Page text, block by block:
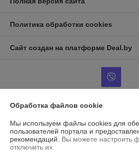
Политика обработки cookies
Сайт создан на платформе Deal.by
Индивидуальный предприниматель:ИП
Анатольевич
г. Марьина Горка, ул. Ленинская, 34, кв. 102
Обработка файлов cookie
Мы используем файлы cookies для
пользователей портала и
рекомендаций. Вы можете настроить
отключить их.